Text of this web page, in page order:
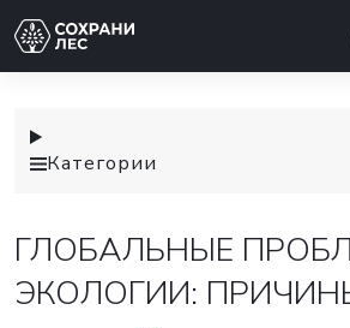
Категории
ГЛОБАЛЬНЫЕ
ЭКОЛОГИИ: